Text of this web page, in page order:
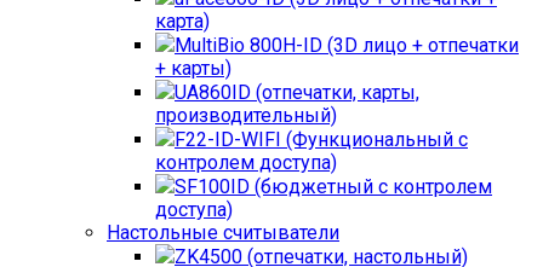
карта)
MultiBio 800H-ID (3D лицо + отпечатки
+ карты)
UA860ID (отпечатки, карты,
производительный)
F22-ID-WIFI (Функциональный с
контролем доступа)
SF100ID (бюджетный с контролем
доступа)
Настольные считыватели
ZK4500 (отпечатки, настольный)